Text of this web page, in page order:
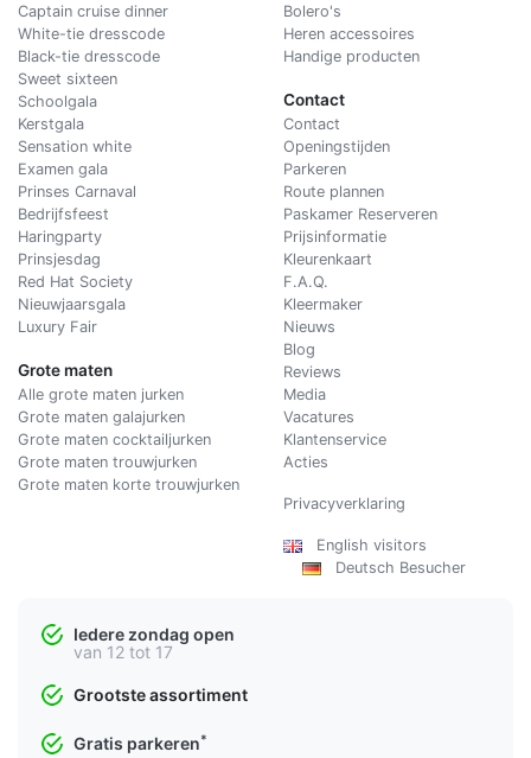
Captain cruise dinner
White-tie dresscode
Black-tie dresscode
Sweet sixteen
Schoolgala
Kerstgala
Sensation white
Examen gala
Prinses Carnaval
Bedrijfsfeest
Haringparty
Prinsjesdag
Red Hat Society
Nieuwjaarsgala
Luxury Fair
Grote maten
Alle grote maten jurken
Grote maten galajurken
Grote maten cocktailjurken
Grote maten trouwjurken
Grote maten korte trouwjurken
Bolero's
Heren accessoires
Handige producten
Contact
Contact
Openingstijden
Parkeren
Route plannen
Paskamer Reserveren
Prijsinformatie
Kleurenkaart
F.A.Q.
Kleermaker
Nieuws
Blog
Reviews
Media
Vacatures
Klantenservice
Acties
Privacyverklaring
English visitors
Deutsch Besucher
Iedere zondag open
van 12 tot 17
Grootste assortiment
Gratis parkeren*